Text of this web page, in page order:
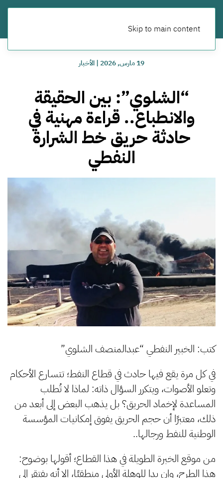
Skip to main content
19 مارس, 2026 |الأخبار
“الشلوي”: بين الحقيقة
والانطباع.. قراءة مهنية في
حادثة حريق خط الشرارة
النفطي
كتب: الخبير النفطي “عبدالمنصف الشلوي”
في كل مرة يقع فيها حادث في قطاع النفط؛ تتسارع الأحكام
وتعلو الأصوات، ويتكرر السؤال ذاته: لماذا لا تُطلب
المساعدة لإخماد الحريق؟ بل يذهب البعض إلى أبعد من
ذلك، معتبرًا أن حجم الحريق يفوق إمكانيات المؤسسة
الوطنية للنفط ورجالها..
من موقع الخبرة الطويلة في هذا القطاع؛ أقولها بوضوح:
هذا الطرح، وإن بدا للوهلة الأولى منطقيًا، إلا أنه يفتقر إلى